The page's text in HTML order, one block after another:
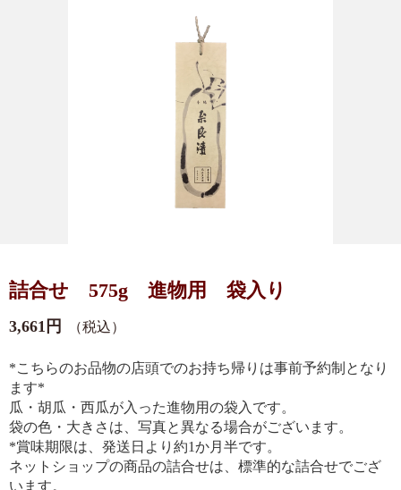
詰合せ 575g 進物用 袋入り
3,661円 （税込）
*こちらのお品物の店頭でのお持ち帰りは事前予約制となり
ます*
瓜・胡瓜・西瓜が入った進物用の袋入です。
袋の色・大きさは、写真と異なる場合がございます。
*賞味期限は、発送日より約1か月半です。
ネットショップの商品の詰合せは、標準的な詰合せでござ
います。